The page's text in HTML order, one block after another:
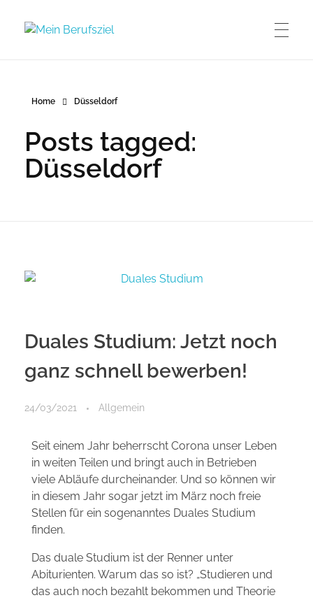
Home Düsseldorf
Posts tagged:
Düsseldorf
Duales Studium: Jetzt noch
ganz schnell bewerben!
24/03/2021 Allgemein
Seit einem Jahr beherrscht Corona unser Leben
in weiten Teilen und bringt auch in Betrieben
viele Abläufe durcheinander. Und so können wir
in diesem Jahr sogar jetzt im März noch freie
Stellen für ein sogenanntes Duales Studium
finden.
Das duale Studium ist der Renner unter
Abiturienten. Warum das so ist? „Studieren und
das auch noch bezahlt bekommen und Theorie